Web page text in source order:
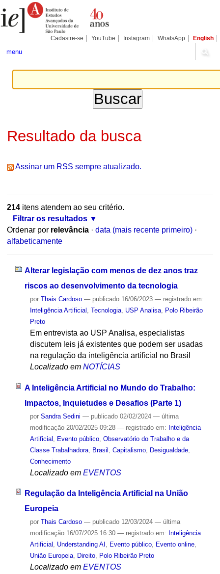
para
conteúdo.
Pessoais
Cadastre-se YouTube Instagram WhatsApp English
menu
Resultado da busca
Assinar um RSS sempre atualizado.
214itens atendem ao seu critério.
Filtrar os resultados
Ordenar por relevância · data (mais recente primeiro) ·
alfabeticamente
Alterar legislação com menos de dez anos traz
riscos ao desenvolvimento da tecnologia
por Thais Cardoso — publicado16/06/2023 — registrado em:
Inteligência Artificial
Tecnologia, USP Analisa,
Polo Ribeirão
Preto
Em entrevista ao USP Analisa, especialistas
discutem leis já existentes que podem ser usadas
na regulação da inteligência artificial no Brasil
Localizado em NOTÍCIAS
A Inteligência Artificial no Mundo do Trabalho:
Impactos, Inquietudes e Desafios (Parte 1)
por Sandra Sedini — publicado02/02/2024 — última
modificação20/02/2025 09:28 — registrado em: Inteligência
Artificial
Evento público, Observatório do Trabalho e da
Classe Trabalhadora, Brasil Capitalismo, Desigualdade,
Conhecimento
Localizado em EVENTOS
Regulação da Inteligência Artificial na União
Europeia
por Thais Cardoso — publicado12/03/2024 — última
modificação16/07/2025 16:30 — registrado em: Inteligência
Artificial , Understanding AI , Evento público, Evento online,
União Europeia, Direito, Polo Ribeirão Preto
Localizado em EVENTOS